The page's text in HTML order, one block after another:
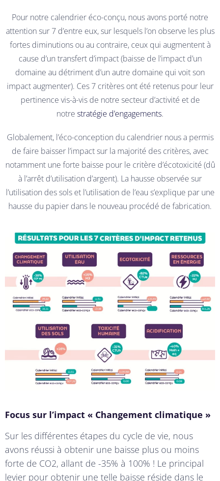
Pour notre calendrier éco-conçu, nous avons porté notre
attention sur 7 d’entre eux, sur lesquels l’on observe les plus
fortes diminutions ou au contraire, ceux qui augmentent à
cause d’un transfert d’impact (baisse de l’impact d’un
domaine au détriment d’un autre domaine qui voit son
impact augmenter). Ces 7 critères ont été retenus pour leur
pertinence vis-à-vis de notre secteur d’activité et de
notre stratégie d’engagements.
Globalement, l’éco-conception du calendrier nous a permis
de faire baisser l’impact sur la majorité des critères, avec
notamment une forte baisse pour le critère d’écotoxicité (dû
à l’arrêt d’utilisation d’argent). La hausse observée sur
l’utilisation des sols et l’utilisation de l’eau s’explique par une
hausse du papier dans le nouveau procédé de fabrication.
Focus sur l’impact « Changement climatique »
Sur les différentes étapes du cycle de vie, nous
avons réussi à obtenir une baisse plus ou moins
forte de CO2, allant de -35% à 100% ! Le principal
levier pour obtenir une telle baisse réside dans le